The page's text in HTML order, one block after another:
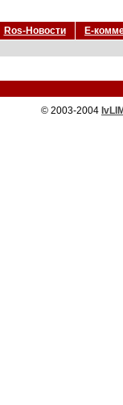
Ros-Новости
Е-
© 2003-2004